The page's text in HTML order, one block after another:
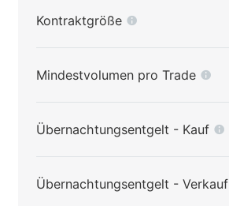
Kontraktgröße
Mindestvolumen pro Trade
Übernachtungsentgelt - Kauf
Übernachtungsentgelt - Verkauf